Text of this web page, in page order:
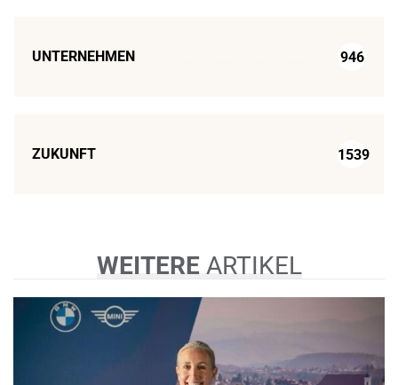
UNTERNEHMEN 946
ZUKUNFT 1539
WEITEREARTIKEL